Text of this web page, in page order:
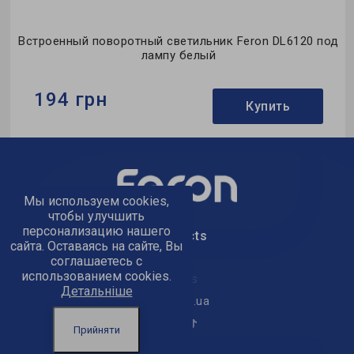
Встроенный поворотный светильник Feron DL6120 под
лампу белый
194 грн Купить
Тип светильника:встроенный
Тип лампы:MR16
text_kontacts
text_golov_ofis
office@feron.ua
Мы используем cookies,
чтобы улучшить
персонализацию нашего
сайта. Оставаясь на сайте, Вы
соглашаетесь с
использованием cookies.
Детальніше
Прийняти